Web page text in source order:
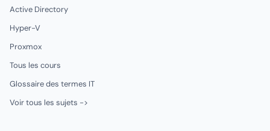
Active Directory
Hyper-V
Proxmox
Tous les cours
Glossaire des termes IT
Voir tous les sujets ->